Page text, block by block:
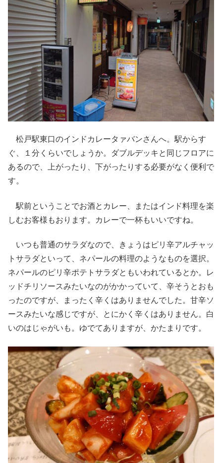
松戸駅東口のインドカレータァバンさんへ。駅からす
ぐ、１分くらいでしょうか。ダブルデッキと同じフロアに
あるので、上がったり、下がったりする必要がなく便利で
す。
駅前ということでお酒とカレー、またはインド料理を楽
しむお客様もおります。カレーで一杯もいいですね。
いつも普通のサラダなので、きょうはピリ辛アルチャッ
トサラダといって、ネパールの料理のようなものを選択。
ネパールのピリ辛ポテトサラダともいわれているとか。レ
ッドチリソースみたいなのがかかっていて、辛そうとおも
ったのですが、まったく辛くはありませんでした。甘辛ソ
ースみたいな感じですが、とにかく辛くはありません。白
いのはじゃがいも。ゆでてありますが、かたまりです。